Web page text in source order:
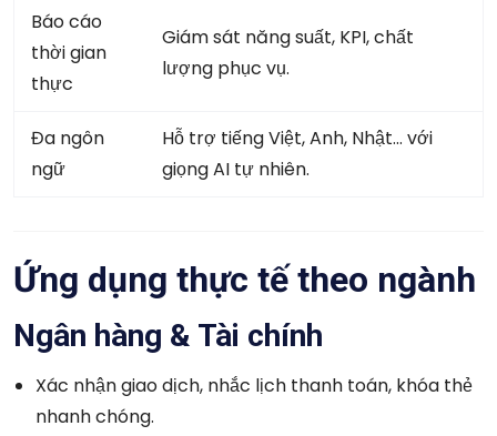
Báo cáo
thời gian
thực
Giám sát năng suất, KPI, chất
lượng phục vụ.
Đa ngôn
ngữ
Hỗ trợ tiếng Việt, Anh, Nhật… với
giọng AI tự nhiên.
Ứng dụng thực tế theo ngành
Ngân hàng & Tài chính
Xác nhận giao dịch, nhắc lịch thanh toán, khóa thẻ
nhanh chóng.